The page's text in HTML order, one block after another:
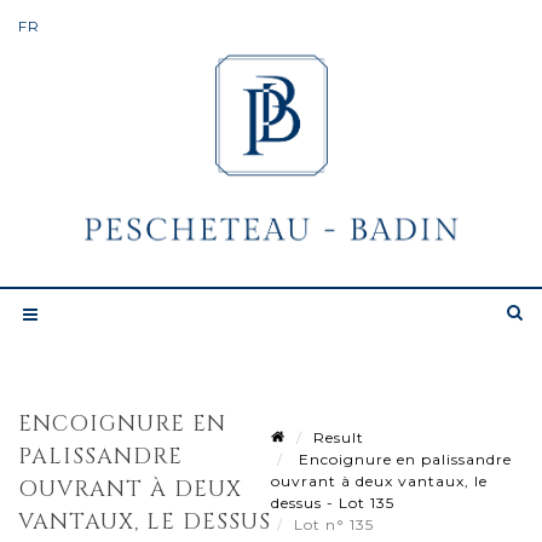
ENCOIGNURE EN
PALISSANDRE
OUVRANT À DEUX
VANTAUX, LE DESSUS
Result
Encoignure en palissandre
ouvrant à deux vantaux, le
dessus - Lot 135
Lot n° 135